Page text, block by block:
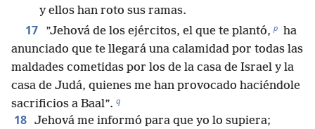
y ellos han roto sus ramas.
17 ”Jehová de los ejércitos, el que te plantó, p ha
anunciado que te llegará una calamidad por todas las
maldades cometidas por los de la casa de Israel y la
casa de Judá, quienes me han provocado haciéndole
sacrificios a Baal”. q
18 Jehová me informó para que yo lo supiera;